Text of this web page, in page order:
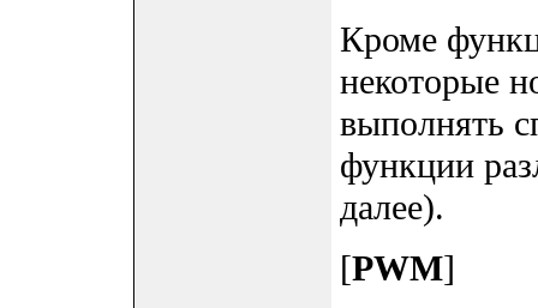
Кроме
некоторые
выполнять
функции
далее).
[PWM]